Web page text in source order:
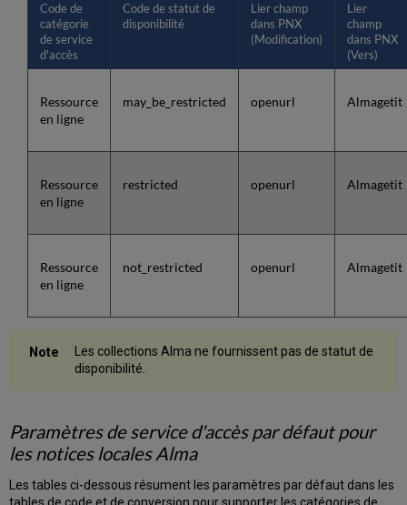
Code de
catégorie
de service
d'accès
Code de statut de
disponibilité
Lier champ
dans PNX
(Modification)
Lier
champ
dans PNX
(Vers)
Ressource
en ligne
may_be_restricted openurl Almagetit
Ressource
en ligne
restricted openurl Almagetit
Ressource
en ligne
not_restricted openurl Almagetit
Les collections Alma ne fournissent pas de statut de
disponibilité.
Paramètres de service d'accès par défaut pour
les notices locales Alma
Les tables ci-dessous résument les paramètres par défaut dans les